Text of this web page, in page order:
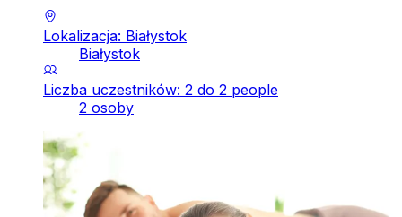
Lokalizacja: Białystok
Białystok
Liczba uczestników: 2 do 2 people
2 osoby